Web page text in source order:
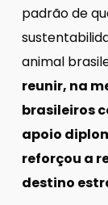
padrão de
animal
reunir, na
brasileiros
apoio
reforçou a
destino